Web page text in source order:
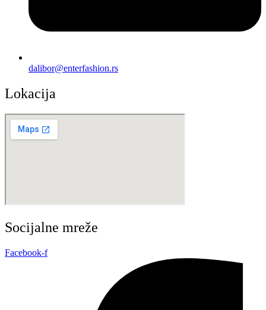
dalibor@enterfashion.rs
Lokacija
Socijalne mreže
Facebook-f